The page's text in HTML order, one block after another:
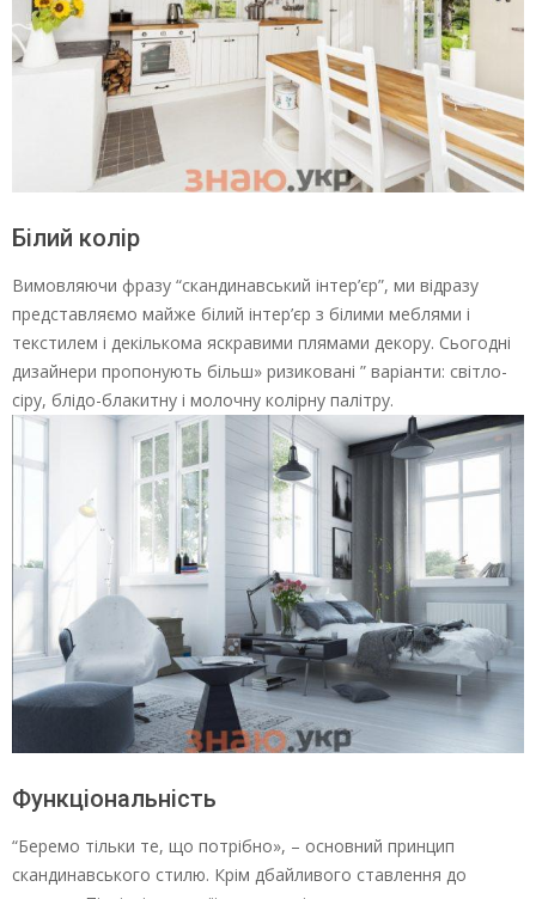
Білий колір
Вимовляючи фразу “скандинавський інтер’єр”, ми відразу
представляємо майже білий інтер’єр з білими меблями і
текстилем і декількома яскравими плямами декору. Сьогодні
дизайнери пропонують більш» ризиковані ” варіанти: світло-
сіру, блідо-блакитну і молочну колірну палітру.
Функціональність
“Беремо тільки те, що потрібно», – основний принцип
скандинавського стилю. Крім дбайливого ставлення до